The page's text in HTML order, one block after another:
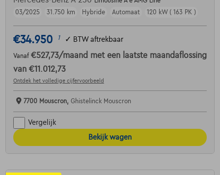
03/2025
31.750 km Hybride Automaat 120 kW ( 163 PK )
€34.950 1 ✓ BTW aftrekbaar
Vanaf €527,73/maand met een laatste maandaflossing
van €11.012,73
Ontdek het volledige cijfervoorbeeld
7700 Mouscron, Ghistelinck Mouscron
Vergelijk
Bekijk wagen